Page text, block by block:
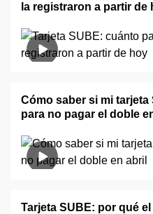
la registraron a partir de
Cómo saber si mi
para no pagar el doble
Tarjeta SUBE: por qué